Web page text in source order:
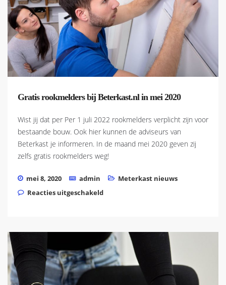
Gratis rookmelders bij Beterkast.nl in mei 2020
Wist jij dat per Per 1 juli 2022 rookmelders verplicht zijn voor
bestaande bouw. Ook hier kunnen de adviseurs van
Beterkast je informeren. In de maand mei 2020 geven zij
zelfs gratis rookmelders weg!
mei 8, 2020 admin
Meterkast nieuws
Reacties uitgeschakeldvoor Gratis rookmelders bij